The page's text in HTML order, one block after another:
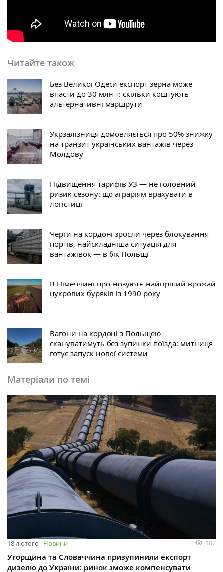
Читайте також
Без Великої Одеси експорт зерна може
впасти до 30 млн т: скільки коштують
альтернативні маршрути
Укрзалізниця домовляється про 50% знижку
на транзит українських вантажів через
Молдову
Підвищення тарифів УЗ — не головний
ризик сезону: що аграріям врахувати в
логістиці
Черги на кордоні зросли через блокування
портів, найскладніша ситуація для
вантажівок — в бік Польщі
В Німеччині прогнозують найгірший врожай
цукрових буряків із 1990 року
Вагони на кордоні з Польщею
скануватимуть без зупинки поїзда: митниця
готує запуск нової системи
Матеріали по темі
18 лютого Новини 187
Угорщина та Словаччина призупинили експорт
дизелю до України: ринок зможе компенсувати